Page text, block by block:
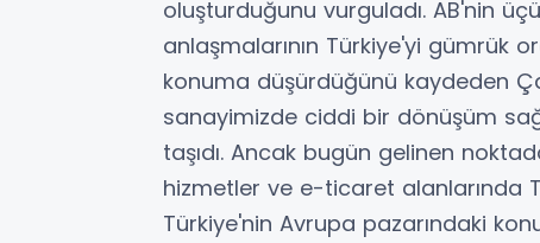
oluşturduğunu vurguladı. AB'nin
anlaşmalarının Türkiye'yi gümrük
konuma düşürdüğünü kaydeden
sanayimizde ciddi bir dönüşüm
taşıdı. Ancak bugün gelinen
hizmetler ve e-ticaret alanlarında
Türkiye'nin Avrupa pazarındaki